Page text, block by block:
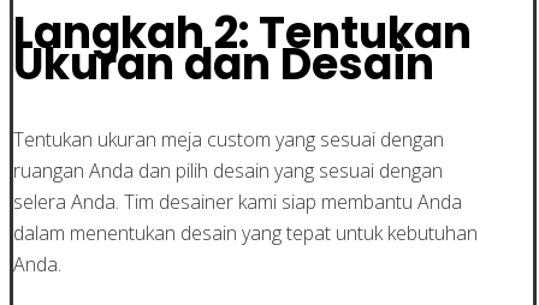
Langkah 2: Tentukan
Ukuran dan Desain
Tentukan ukuran meja custom yang sesuai dengan
ruangan Anda dan pilih desain yang sesuai dengan
selera Anda. Tim desainer kami siap membantu Anda
dalam menentukan desain yang tepat untuk kebutuhan
Anda.